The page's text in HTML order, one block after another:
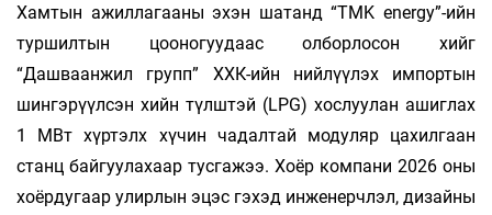
Хамтын ажиллагааны эхэн шатанд “TMK energy”-ийн
туршилтын цооногуудаас олборлосон хийг
“Дашваанжил групп” ХХК-ийн нийлүүлэх импортын
шингэрүүлсэн хийн түлштэй (LPG) хослуулан ашиглах
1 МВт хүртэлх хүчин чадалтай модуляр цахилгаан
станц байгуулахаар тусгажээ. Хоёр компани 2026 оны
хоёрдугаар улирлын эцэс гэхэд инженерчлэл, дизайны